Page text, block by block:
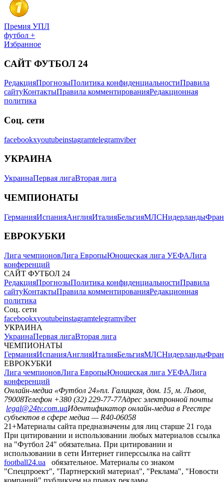
Премия УПЛ
футбол +
Избранное
САЙТ ФУТБОЛ 24
РедакцияПрогнозыПолитика конфиденциальностиПравила
сайтуКонтактыПравила комментированияРедакционная
политика
Соц. сети
facebookxyoutubeinstagramtelegramviber
УКРАИНА
УкраинаПервая лигаВторая лига
ЧЕМПИОНАТЫ
ГерманияИспанияАнглияИталияБельгияМЛСНидерланды
ЕВРОКУБКИ
Лига чемпионовЛига ЕвропыЮношеская лига УЕФАЛига
конференций
САЙТ ФУТБОЛ 24
РедакцияПрогнозыПолитика конфиденциальностиПравила
сайтуКонтактыПравила комментированияРедакционная
политика
Соц. сети
facebookxyoutubeinstagramtelegramviber
УКРАИНА
УкраинаПервая лигаВторая лига
ЧЕМПИОНАТЫ
ГерманияИспанияАнглияИталияБельгияМЛСНидерланды
ЕВРОКУБКИ
Лига чемпионовЛига ЕвропыЮношеская лига УЕФАЛига
конференций
Онлайн-медиа «Футбол 24»пл. Галицкая, дом. 15, м. Львов,
79008Телефон +380 (32) 229-77-77Адрес электронной почты
legal@24tv.com.uaИдентификатор онлайн-медиа в Реестре
субъектов в сфере медиа — R40-06058
21+Материалы сайта предназначены для лиц старше 21 года
При цитировании и использовании любых материалов ссылка
на "Футбол 24" обязательна. При цитировании и
использовании в сети Интернет гиперссылка на сайтт
football24.ua
обязательное. Материалы со знаком
"Спецпроект", "Партнерский материал", "Реклама", "Новости
компаний" публикуем на правах рекламы.